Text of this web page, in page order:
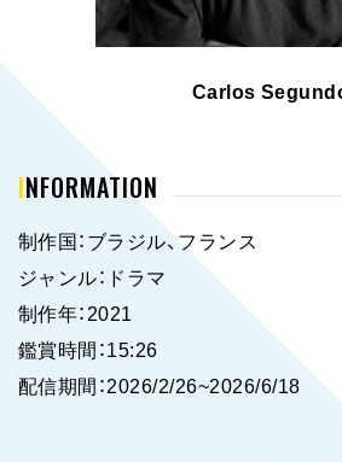
Carlos
INFORMATION
制作国：ブラジル、フランス
ジャンル：ドラマ
制作年：2021
鑑賞時間：15:26
配信期間：2026/2/26~2026/6/18